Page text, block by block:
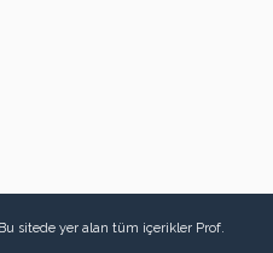
sitede yer alan tüm içerikler Prof.